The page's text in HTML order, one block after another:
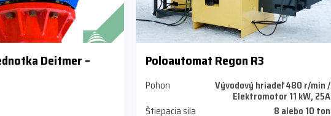
Deitmer –
Poloautomat Regon R3
Pohon Vývodový hriadeľ 480 r/min /
Elektromotor 11 kW, 25A
Štiepacia sila
8 alebo 10 ton